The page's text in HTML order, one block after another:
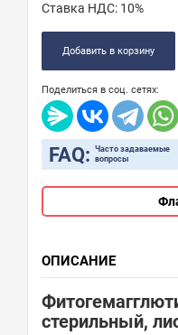
Ставка НДС: 10%
Добавить в корзину
Поделиться в соц. сетях:
FAQ: Часто задаваемые
вопросы
ОПИСАНИЕ
стерильный,